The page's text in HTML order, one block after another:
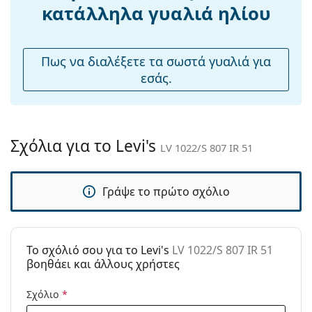
μαξιλάρια
άρθρωση:
Όχι
Αξεσουάρ
Πανί
καθαρισμού:
Ναι
Τύπος:
Unisex
Μάρκα:
Levi´s
LV 1022/S 807 IR 51
κατάλληλα γυαλιά ηλίου
Πως να διαλέξετε τα σωστά γυαλιά για
εσάς.
Σχόλια για το Levi's LV 1022/S 807 IR 51
Γράψε το πρώτο σχόλιο
To σχόλιό σου για το Levi's LV 1022/S 807 IR 51
βοηθάει και άλλους χρήστες
Σχόλιο *